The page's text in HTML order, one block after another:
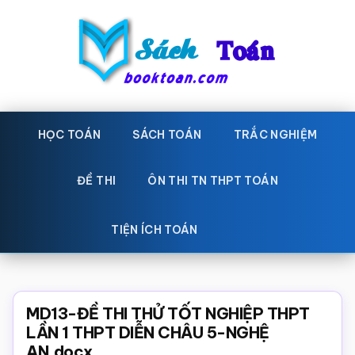
Sách
Toán
toán
Học
toán,
giáo
Toán,
trắc
HỌC TOÁN SÁCH TOÁN TRẮC NGHIỆM
ĐỀ THI ÔN THI TN THPT TOÁN
TIỆN ÍCH TOÁN
MD13-ĐỀ THI THỬ TỐT NGHIỆP THPT
LẦN 1 THPT DIỄN CHÂU 5-NGHỆ